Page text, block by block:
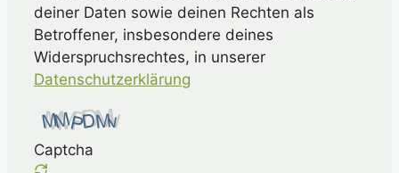
deiner Daten sowie deinen Rechten als
Betroffener, insbesondere deines
Widerspruchsrechtes, in unserer
Datenschutzerklärung
Captcha